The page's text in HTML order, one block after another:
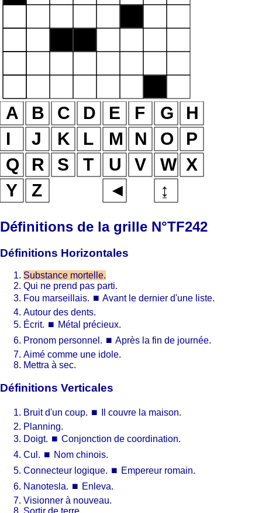
Définitions de la grille N°TF242
Définitions Horizontales
Substance mortelle.
Qui ne prend pas parti.
Fou marseillais. ⏹ Avant le dernier d'une liste.
Autour des dents.
Écrit. ⏹ Métal précieux.
Pronom personnel. ⏹ Après la fin de journée.
Aimé comme une idole.
Mettra à sec.
Définitions Verticales
Bruit d'un coup. ⏹
Il couvre la maison.
Planning.
Doigt. ⏹ Conjonction de coordination.
Cul. ⏹ Nom chinois.
Connecteur logique. ⏹ Empereur romain.
Nanotesla. ⏹ Enleva.
Visionner à nouveau.
Sortir de terre.